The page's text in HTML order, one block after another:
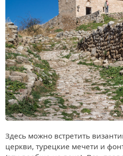
Здесь можно встретить
церкви, турецкие мечети и